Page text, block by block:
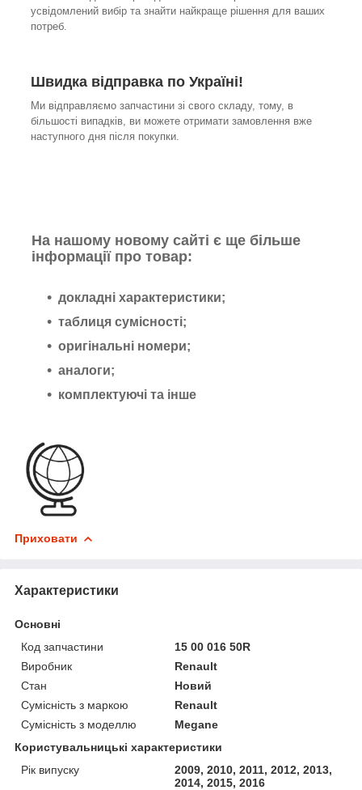
усвідомлений вибір та знайти найкраще рішення для ваших
потреб.
Швидка відправка по Україні!
Ми відправляємо запчастини зі свого складу, тому, в
більшості випадків, ви можете отримати замовлення вже
наступного дня після покупки.
На нашому новому сайті є ще більше
інформації про товар:
докладні характеристики;
таблиця сумісності;
оригінальні номери;
аналоги;
комплектуючі та інше
Приховати
Характеристики
Основні
Код запчастини
15 00 016 50R
Виробник
Renault
Стан
Новий
Сумісність з маркою
Renault
Сумісність з моделлю
Megane
Користувальницькі характеристики
Рік випуску
2009, 2010, 2011, 2012, 2013,
2014, 2015, 2016